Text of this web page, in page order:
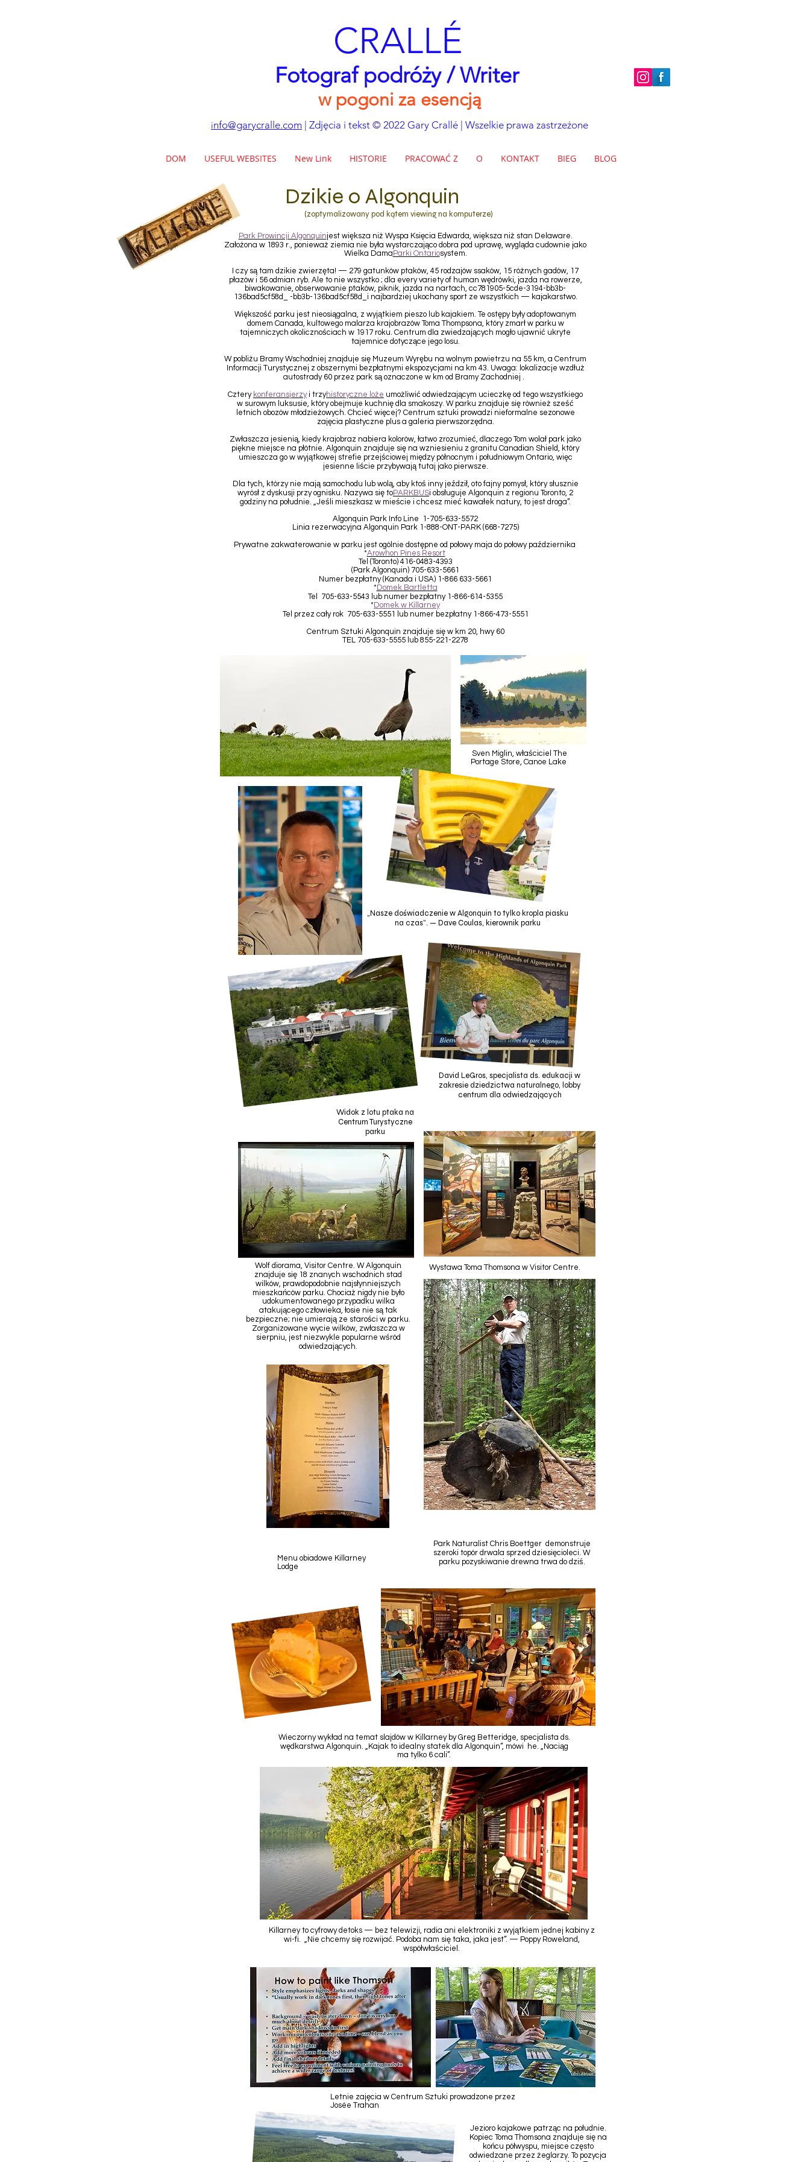
CRALLÉ
Fotograf podróży / Writer
w pogoni za esencją
info@garycralle.com | Zdjęcia i tekst © 2022 Gary Crallé | Wszelkie prawa zastrzeżone
DOM USEFUL WEBSITES New Link HISTORIE PRACOWAĆ Z O KONTAKT BIEG BLOG
Park Prowincji Algonquinjest większa niż Wyspa Księcia Edwarda, większa niż stan Delaware.
Założona w 1893 r., ponieważ ziemia nie była wystarczająco dobra pod uprawę, wygląda cudownie jako
Wielka Dama Parki Ontariosystem.
I czy są tam dzikie zwierzęta! — 279 gatunków ptaków, 45 rodzajów ssaków, 15 różnych gadów, 17
płazów i 56 odmian ryb. Ale to nie wszystko ; dla every variety of human wędrówki, jazda na rowerze,
biwakowanie, obserwowanie ptaków, piknik, jazda na nartach, cc781905-5cde-3194-bb3b-
136bad5cf58d_ -bb3b-136bad5cf58d_i najbardziej ukochany sport ze wszystkich — kajakarstwo.
Większość parku jest nieosiągalna, z wyjątkiem pieszo lub kajakiem. Te ostępy były adoptowanym
domem Canada, kultowego malarza krajobrazów Toma Thompsona, który zmarł w parku w
tajemniczych okolicznościach w 1917 roku. Centrum dla zwiedzających mogło ujawnić ukryte
tajemnice dotyczące jego losu.
W pobliżu Bramy Wschodniej znajduje się Muzeum Wyrębu na wolnym powietrzu na 55 km, a Centrum
Informacji Turystycznej z obszernymi bezpłatnymi ekspozycjami na km 43. Uwaga: lokalizacje wzdłuż
autostrady 60 przez park są oznaczone w km od Bramy Zachodniej .
Cztery konferansjerzyi trzyhistoryczne loże umożliwić odwiedzającym ucieczkę od tego wszystkiego
w surowym luksusie, który obejmuje kuchnię dla smakoszy. W parku znajduje się również sześć
letnich obozów młodzieżowych. Chcieć więcej? Centrum sztuki prowadzi nieformalne sezonowe
zajęcia plastyczne plus a galeria pierwszorzędna.
Zwłaszcza jesienią, kiedy krajobraz nabiera kolorów, łatwo zrozumieć, dlaczego Tom wolał park jako
piękne miejsce na płótnie. Algonquin znajduje się na wzniesieniu z granitu Canadian Shield, który
umieszcza go w wyjątkowej strefie przejściowej między północnym i południowym Ontario, więc
jesienne liście przybywają tutaj jako pierwsze.
Dla tych, którzy nie mają samochodu lub wolą, aby ktoś inny jeździł, oto fajny pomysł, który słusznie
wyrósł z dyskusji przy ognisku. Nazywa się toPARKBUSi obsługuje Algonquin z regionu Toronto, 2
godziny na południe. „Jeśli mieszkasz w mieście i chcesz mieć kawałek natury, to jest droga”.
Algonquin Park Info Line 1-705-633-5572
Linia rezerwacyjna Algonquin Park 1-888-ONT-PARK (668-7275)
Prywatne zakwaterowanie w parku jest ogólnie dostępne od połowy maja do połowy października
*Arowhon Pines Resort
Tel (Toronto) 416-0483-4393
(Park Algonquin) 705-633-5661
Numer bezpłatny (Kanada i USA) 1-866 633-5661
* Domek Bartletta
Tel 705-633-5543 lub numer bezpłatny 1-866-614-5355
* Domek w Killarney
Tel przez cały rok 705-633-5551 lub numer bezpłatny 1-866-473-5551
Centrum Sztuki Algonquin znajduje się w km 20, hwy 60
TEL 705-633-5555 lub 855-221-2278
Dzikie o Algonquin
(zoptymalizowany pod kątem viewing na komputerze)
Sven Miglin, właściciel The
Portage Store, Canoe Lake
„Nasze doświadczenie w Algonquin to tylko kropla piasku
na czas”. — Dave Coulas, kierownik parku
David LeGros, specjalista ds. edukacji w
zakresie dziedzictwa naturalnego, lobby
centrum dla odwiedzających
Widok z lotu ptaka na
Centrum Turystyczne
parku
Wolf diorama, Visitor Centre. W Algonquin
znajduje się 18 znanych wschodnich stad
wilków, prawdopodobnie najsłynniejszych
mieszkańców parku. Chociaż nigdy nie było
udokumentowanego przypadku wilka
atakującego człowieka, łosie nie są tak
bezpieczne; nie umierają ze starości w parku.
Zorganizowane wycie wilków, zwłaszcza w
sierpniu, jest niezwykle popularne wśród
odwiedzających.
Wystawa Toma Thomsona w Visitor Centre.
Menu obiadowe Killarney
Lodge
Park Naturalist Chris Boettger demonstruje
szeroki topór drwala sprzed dziesięcioleci. W
parku pozyskiwanie drewna trwa do dziś.
Wieczorny wykład na temat slajdów w Killarney by Greg Betteridge, specjalista ds.
wędkarstwa Algonquin. „Kajak to idealny statek dla Algonquin”, mówi he. „Naciąg
ma tylko 6 cali”.
Killarney to cyfrowy detoks — bez telewizji, radia ani elektroniki z wyjątkiem jednej kabiny z
wi-fi. „Nie chcemy się rozwijać. Podoba nam się taka, jaka jest”. — Poppy Roweland,
współwłaściciel.
Letnie zajęcia w Centrum Sztuki prowadzone przez
Josée Trahan
Jezioro kajakowe patrząc na południe.
Kopiec Toma Thomsona znajduje się na
końcu półwyspu, miejsce często
odwiedzane przez żeglarzy. To pozycja